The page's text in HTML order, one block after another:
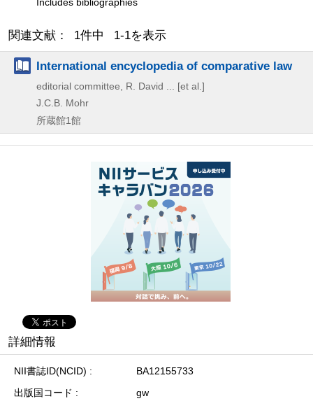
関連文献： 1件中 1-1を表示
International encyclopedia of comparative law
editorial committee, R. David ... [et al.]
J.C.B. Mohr
所蔵館1館
詳細情報
NII書誌ID(NCID)
BA12155733
出版国コード
gw